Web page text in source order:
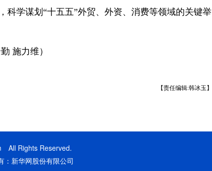
学谋划“十五五”外贸、外资、消费等领域的关键举
施力维）
【责任编辑:韩冰玉】
All Rights Reserved.
新华网股份有限公司